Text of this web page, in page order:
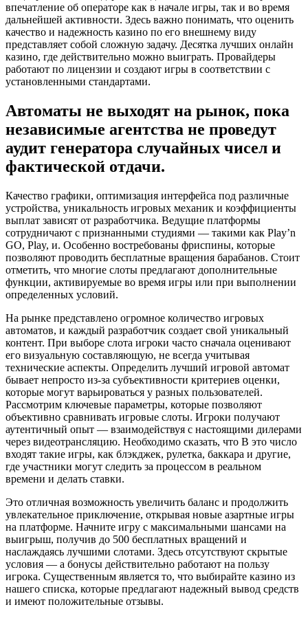
впечатление об операторе как в начале игры, так и во время
дальнейшей активности. Здесь важно понимать, что оценить
качество и надежность казино по его внешнему виду
представляет собой сложную задачу. Десятка лучших онлайн
казино, где действительно можно выиграть. Провайдеры
работают по лицензии и создают игры в соответствии с
установленными стандартами.
Автоматы не выходят на рынок, пока
независимые агентства не проведут
аудит генератора случайных чисел и
фактической отдачи.
Качество графики, оптимизация интерфейса под различные
устройства, уникальность игровых механик и коэффициенты
выплат зависят от разработчика. Ведущие платформы
сотрудничают с признанными студиями — такими как Play’n
GO, Play, и. Особенно востребованы фриспины, которые
позволяют проводить бесплатные вращения барабанов. Стоит
отметить, что многие слоты предлагают дополнительные
функции, активируемые во время игры или при выполнении
определенных условий.
На рынке представлено огромное количество игровых
автоматов, и каждый разработчик создает свой уникальный
контент. При выборе слота игроки часто сначала оценивают
его визуальную составляющую, не всегда учитывая
технические аспекты. Определить лучший игровой автомат
бывает непросто из-за субъективности критериев оценки,
которые могут варьироваться у разных пользователей.
Рассмотрим ключевые параметры, которые позволяют
объективно сравнивать игровые слоты. Игроки получают
аутентичный опыт — взаимодействуя с настоящими дилерами
через видеотрансляцию. Необходимо сказать, что В это число
входят такие игры, как блэкджек, рулетка, баккара и другие,
где участники могут следить за процессом в реальном
времени и делать ставки.
Это отличная возможность увеличить баланс и продолжить
увлекательное приключение, открывая новые азартные игры
на платформе. Начните игру с максимальными шансами на
выигрыш, получив до 500 бесплатных вращений и
наслаждаясь лучшими слотами. Здесь отсутствуют скрытые
условия — а бонусы действительно работают на пользу
игрока. Существенным является то, что выбирайте казино из
нашего списка, которые предлагают надежный вывод средств
и имеют положительные отзывы.